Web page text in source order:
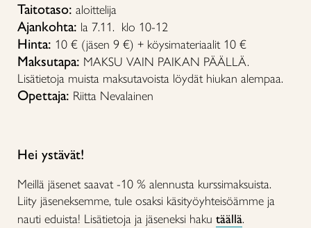
Taitotaso: aloittelija
Ajankohta: la 7.11. klo 10-12
Hinta: 10 € (jäsen 9 €) + köysimateriaalit 10 €
Maksutapa: MAKSU VAIN PAIKAN PÄÄLLÄ.
Lisätietoja muista maksutavoista löydät hiukan alempaa.
Opettaja: Riitta Nevalainen
Hei ystävät!
Meillä jäsenet saavat -10 % alennusta kurssimaksuista.
Liity jäseneksemme, tule osaksi käsityöyhteisöämme ja
nauti eduista! Lisätietoja ja jäseneksi haku täällä.